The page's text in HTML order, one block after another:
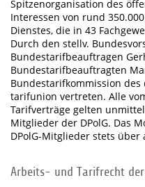
Spitzenorganisation des
Interessen von rund
Dienstes, die in 43
Durch den stellv.
Bundestarifbeauftragen
Bundestarifbeauftragten
Bundestarifkommission
tarifunion vertreten. Alle
Tarifverträge gelten
Mitglieder der DPolG. Das
DPolG-Mitglieder stets
Arbeits- und Tarifrecht